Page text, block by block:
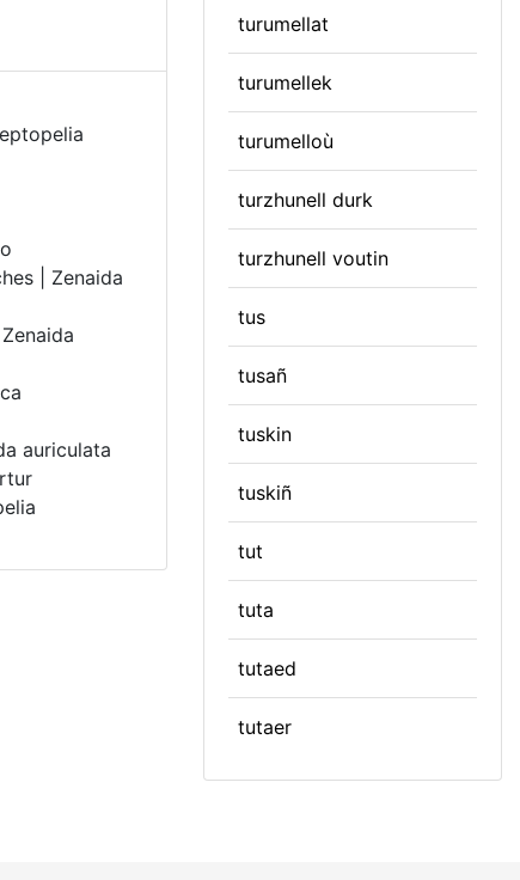
| Zenaida
auriculata
turumellat
turumellek
turumelloù
turzhunell durk
turzhunell voutin
tus
tusañ
tuskin
tuskiñ
tut
tuta
tutaed
tutaer